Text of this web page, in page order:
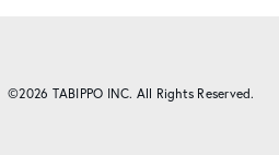
©2026 TABIPPO INC. All Rights Reserved.